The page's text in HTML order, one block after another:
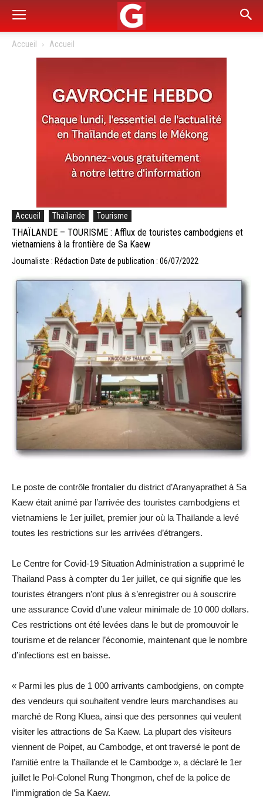
Accueil Accueil
Accueil Thaïlande Tourisme
THAÏLANDE – TOURISME : Afflux de touristes cambodgiens et
vietnamiens à la frontière de Sa Kaew
Journaliste : Rédaction Date de publication : 06/07/2022
Le poste de contrôle frontalier du district d’Aranyaprathet à Sa
Kaew était animé par l’arrivée des touristes cambodgiens et
vietnamiens le 1er juillet, premier jour où la Thaïlande a levé
toutes les restrictions sur les arrivées d’étrangers.
Le Centre for Covid-19 Situation Administration a supprimé le
Thailand Pass à compter du 1er juillet, ce qui signifie que les
touristes étrangers n’ont plus à s’enregistrer ou à souscrire
une assurance Covid d’une valeur minimale de 10 000 dollars.
Ces restrictions ont été levées dans le but de promouvoir le
tourisme et de relancer l’économie, maintenant que le nombre
d’infections est en baisse.
« Parmi les plus de 1 000 arrivants cambodgiens, on compte
des vendeurs qui souhaitent vendre leurs marchandises au
marché de Rong Kluea, ainsi que des personnes qui veulent
visiter les attractions de Sa Kaew. La plupart des visiteurs
viennent de Poipet, au Cambodge, et ont traversé le pont de
l’amitié entre la Thaïlande et le Cambodge », a déclaré le 1er
juillet le Pol-Colonel Rung Thongmon, chef de la police de
l’immigration de Sa Kaew.